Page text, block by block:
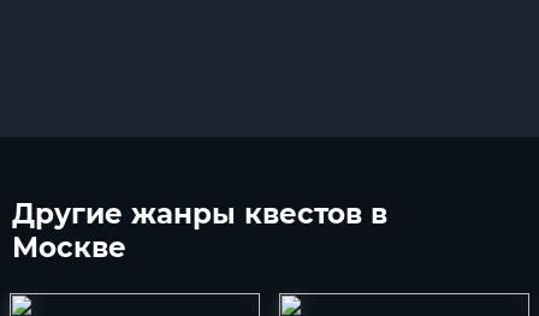
Другие жанры квестов в
Москве